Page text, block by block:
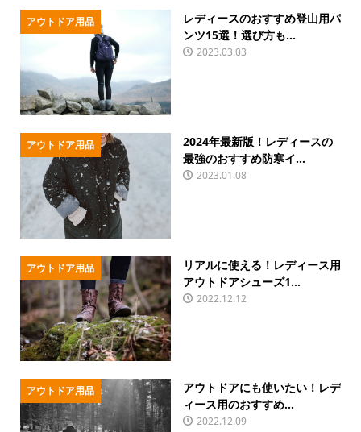
アウトドア用品
レディースのおすすめ登山用パ
ンツ15選！選び方も...
2023.03.03
アウトドア用品
2024年最新版！レディースの
最強のおすすめ防寒イ...
2023.01.08
アウトドア用品
リアルに使える！レディース用
アウトドアシューズ1...
2022.12.12
アウトドア用品
アウトドアにも使いたい！レデ
ィース用のおすすめ...
2022.12.09